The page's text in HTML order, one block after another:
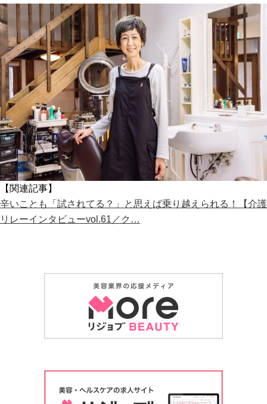
【関連記事】
辛いことも「試されてる？」と思えば乗り越えられる！【介護
リレーインタビューvol.61／ク…